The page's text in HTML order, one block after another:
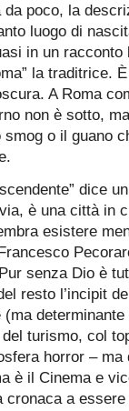
poco, la
luogo di
in un
la traditrice.
A Roma
non è sotto,
o il guano
dice
è una città in
esistere
senza Dio è
resto l’incipit
turismo, col
horror –
è il Cinema e
cronaca a